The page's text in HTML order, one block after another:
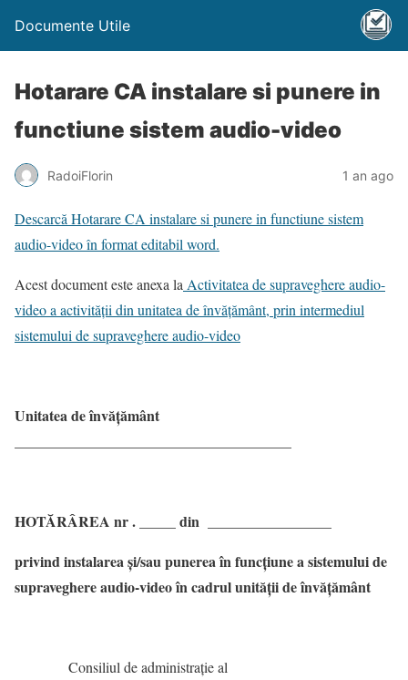
Documente Utile
Hotarare CA instalare si punere in
functiune sistem audio-video
RadoiFlorin 1 an ago
Descarcă Hotarare CA instalare si punere in functiune sistem
audio-video în format editabil word.
Acest document este anexa la Activitatea de supraveghere audio-
video a activității din unitatea de învățământ, prin intermediul
sistemului de supraveghere audio-video
Unitatea de învăţământ
HOTĂRÂREA nr . _____ din _________________
privind instalarea şi/sau punerea în funcţiune a sistemului de
supraveghere audio-video în cadrul unității de învățământ
Consiliul de administrație al